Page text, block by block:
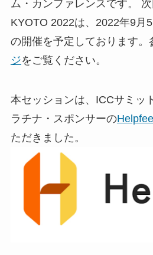
ム・カンファレンスです。
KYOTO 2022は、2022年9月
の開催を予定しております。
ジをご覧ください。
本セッションは、ICCサミッ
ラチナ・スポンサーの
ただきました。